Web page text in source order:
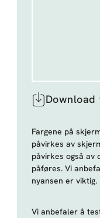
Fargene på
påvirkes av
påvirkes også av
påføres. Vi
nyansen er viktig.
Vi anbefaler å